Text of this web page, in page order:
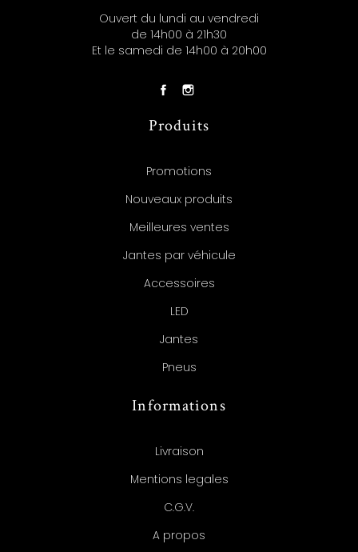
Ouvert du lundi au vendredi
de 14h00 à 21h30
Et le samedi de 14h00 à 20h00
Produits
Promotions
Nouveaux produits
Meilleures ventes
Jantes par véhicule
Accessoires
LED
Jantes
Pneus
Informations
Livraison
Mentions legales
C.G.V.
A propos